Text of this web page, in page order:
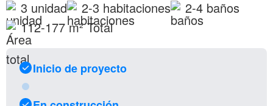
3 unidad 2-3 habitaciones 2-4 baños
112-177 m²Total
Inicio de proyecto